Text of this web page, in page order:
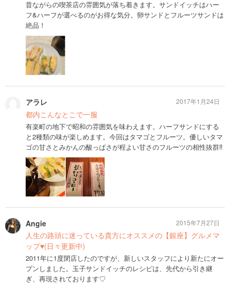
昔ながらの喫茶店の雰囲気が落ち着きます。サンドイッチはハー
フ&ハーフが選べるのがお得な気分。卵サンドとフルーツサンドは
絶品！
アラレ
都内こんなとこで一服
有楽町の地下で昭和の雰囲気を味わえます。ハーフサンドにする
と2種類の味が楽しめます。今回はタマゴとフルーツ。優しいタマ
ゴの甘さとみかんの酸っぱさが程よい甘さのフルーツの相性抜群‼️
2017年1月24日
Angie
人生の路頭に迷っている貴方にオススメの【銀座】グルメマ
ップ♥︎(日々更新中)
2011年に1度閉店したのですが、新しいスタッフにより新たにオー
プンしました。玉子サンドイッチのレシピは、先代から引き継
ぎ、再現されております♡
2015年7月27日